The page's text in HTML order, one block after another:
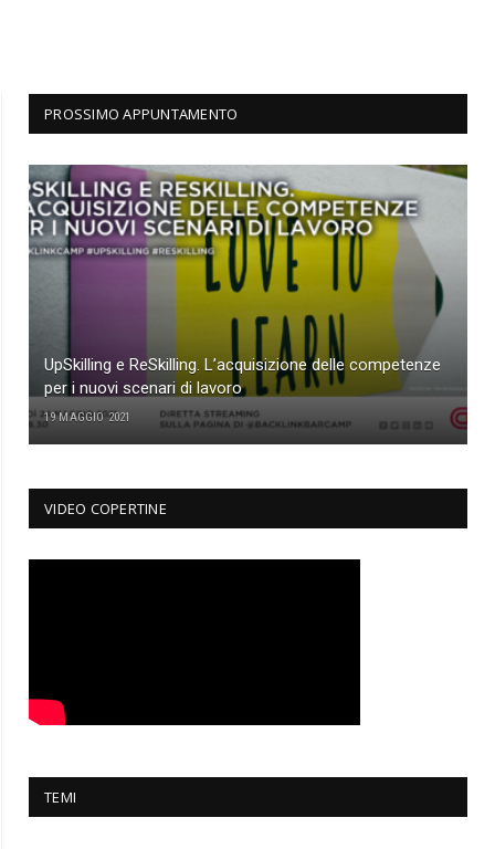
PROSSIMO APPUNTAMENTO
UpSkilling e ReSkilling. L’acquisizione delle competenze
per i nuovi scenari di lavoro
19 MAGGIO 2021
VIDEO COPERTINE
TEMI